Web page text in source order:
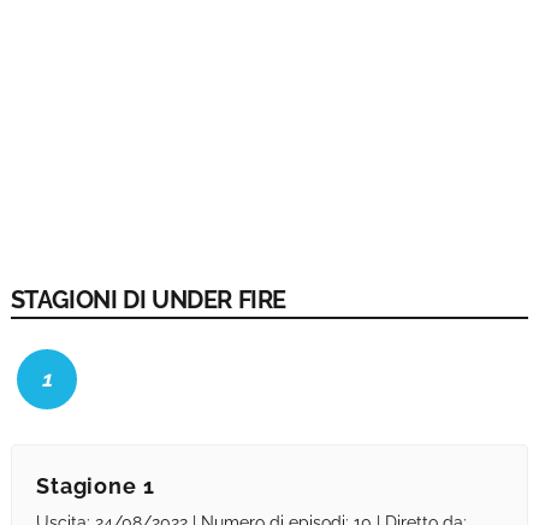
STAGIONI DI UNDER FIRE
1
Stagione 1